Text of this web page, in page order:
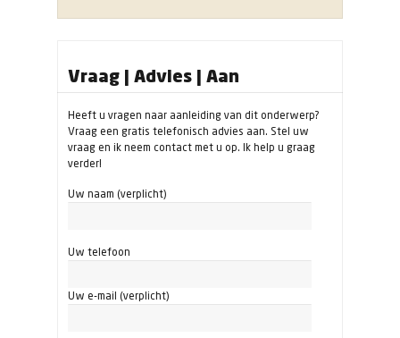
Vraag | Advies | Aan
Heeft u vragen naar aanleiding van dit onderwerp?
Vraag een gratis telefonisch advies aan. Stel uw
vraag en ik neem contact met u op. Ik help u graag
verder!
Uw naam (verplicht)
Uw telefoon
Uw e-mail (verplicht)